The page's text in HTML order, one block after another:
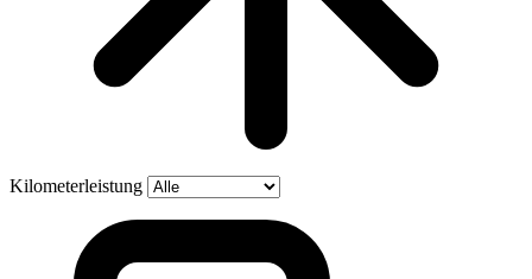
Kilometerleistung